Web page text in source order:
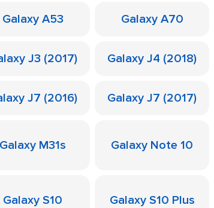
Galaxy A53 Galaxy A70
J3 (2017) Galaxy J4 (2018)
J7 (2016) Galaxy J7 (2017)
Galaxy M31s Galaxy Note 10
Galaxy S10 Galaxy S10 Plus